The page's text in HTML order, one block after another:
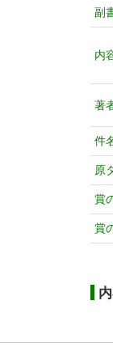
副
内
著
件
原
賞
賞